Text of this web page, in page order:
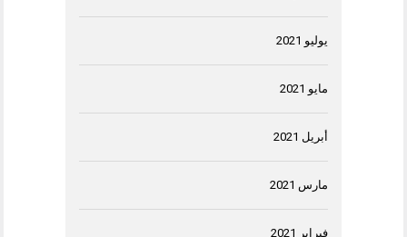
يوليو 2021
مايو 2021
أبريل 2021
مارس 2021
فبراير 2021